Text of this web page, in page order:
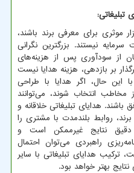
تبلیغاتی:
موثری برای معرفی برند باشند،
نیستند. بزرگترین نگرانی
از سودآوری پس از هزینه‌های
بر بازدهی، هزینه هدایا نیست
این حال، اگر هدایا با طراحی
مخاطب انتخاب شوند، می‌توانند
هدایای تبلیغاتی خلاقانه و
روابط بلندمدت با مشتری را
دقیق نتایج غیرممکن است و
راهبردی می‌توان احتمال
ترکیب هدایای تبلیغاتی با سایر
نتایج بهتر خواهد بود.